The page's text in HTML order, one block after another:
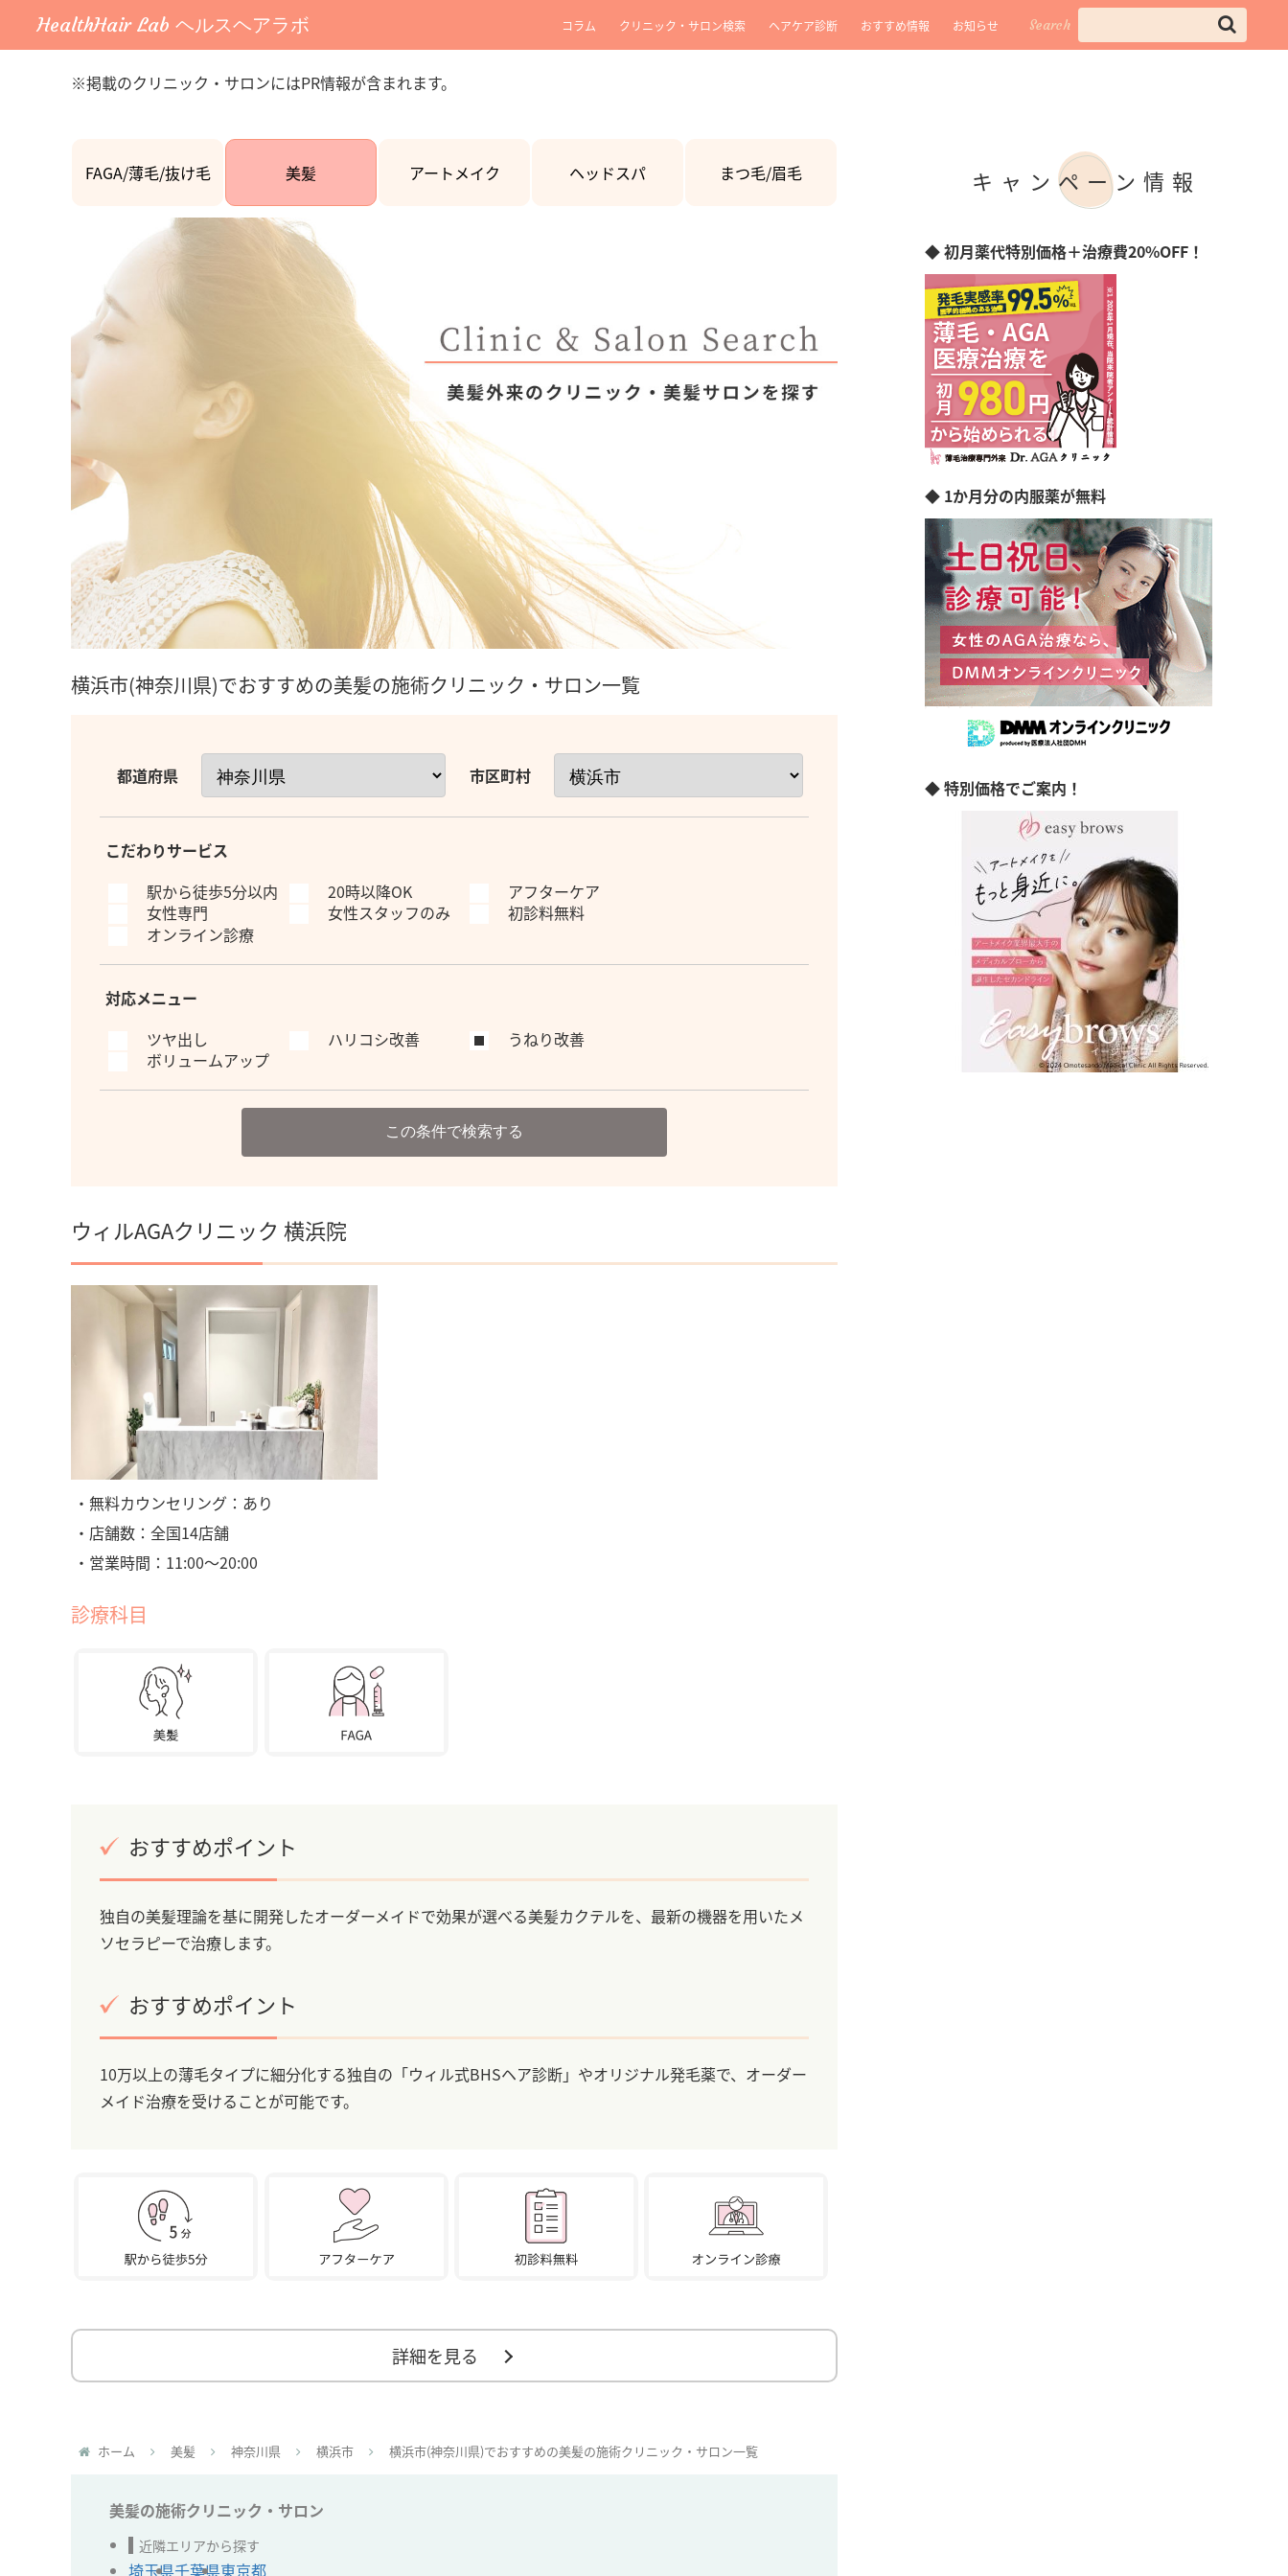
HealthHair Lab ヘルスヘアラボ コラム クリニック・サロン検索 ヘアケア診断 おすすめ情報 お知らせ Search
※掲載のクリニック・サロンにはPR情報が含まれます。
FAGA/薄毛/抜け毛 美髪 アートメイク ヘッドスパ まつ毛/眉毛
横浜市(神奈川県)でおすすめの美髪の施術クリニック・サロン一覧
都道府県 市区町村
こだわりサービス
駅から徒歩5分以内
20時以降OK
アフターケア
女性専門
女性スタッフのみ
初診料無料
オンライン診療
対応メニュー
ツヤ出し
ハリコシ改善
うねり改善
ボリュームアップ
この条件で検索する
ウィルAGAクリニック 横浜院
・無料カウンセリング：あり
・店舗数：全国14店舗
・営業時間：11:00〜20:00
診療科目
おすすめポイント
独自の美髪理論を基に開発したオーダーメイドで効果が選べる美髪カクテルを、最新の機器を用いたメ
ソセラピーで治療します。
おすすめポイント
10万以上の薄毛タイプに細分化する独自の「ウィル式BHSヘア診断」やオリジナル発毛薬で、オーダー
メイド治療を受けることが可能です。
詳細を見る
ホーム 美髪 神奈川県 横浜市 横浜市(神奈川県)でおすすめの美髪の施術クリニック・サロン一覧
美髪の施術クリニック・サロン
近隣エリアから探す
埼玉県千葉県東京都
キャンペーン情報
◆ 初月薬代特別価格＋治療費20%OFF！
◆ 1か月分の内服薬が無料
◆ 特別価格でご案内！